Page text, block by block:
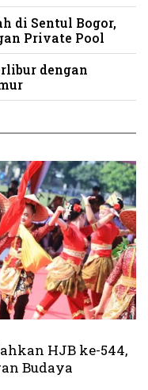
di Sentul Bogor,
Private Pool
dengan
HJB ke-544,
Budaya